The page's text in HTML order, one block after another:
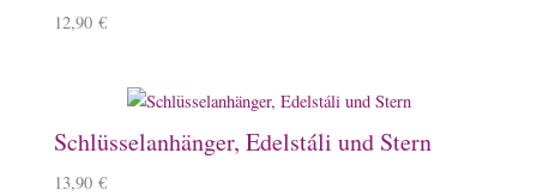
12,90 €
Schlüsselanhänger, Edelstáli und Stern
13,90 €